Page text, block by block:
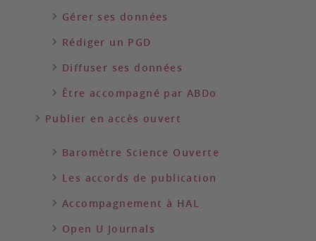
Gérer ses données
Rédiger un PGD
Diffuser ses données
Être accompagné par ABDo
Publier en accès ouvert
Baromètre Science Ouverte
Les accords de publication
Accompagnement à HAL
Open U Journals